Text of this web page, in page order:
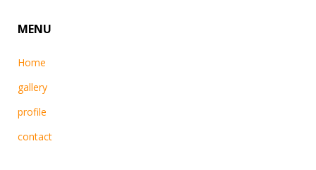
MENU
Home
gallery
profile
contact